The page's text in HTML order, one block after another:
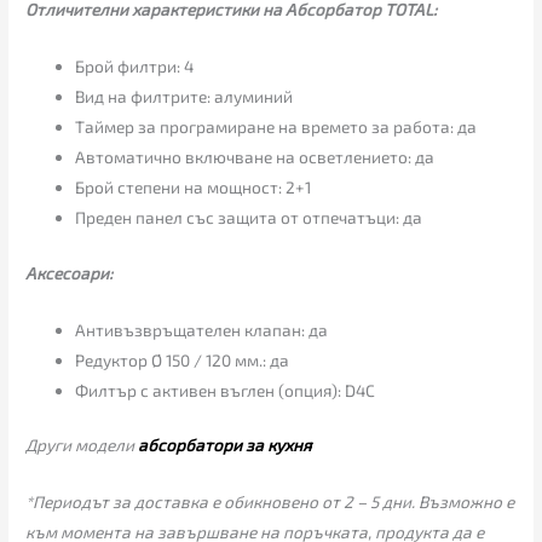
Отличителни характеристики на Aбсорбатор TOTAL:
Брой филтри: 4
Вид на филтрите: алуминий
Таймер за програмиране на времето за работа: да
Автоматично включване на осветлението: да
Брой степени на мощност: 2+1
Преден панел със защита от отпечатъци: да
Аксесоари:
Антивъзвръщателен клапан: да
Редуктор Ø 150 / 120 мм.: да
Филтър с активен въглен (опция): D4C
Други моделиабсорбатори за кухня
*Периодът за доставка е обикновено от 2 – 5 дни. Възможно е
към момента на завършване на поръчката, продукта да е